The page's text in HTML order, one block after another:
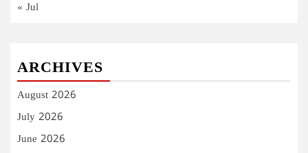
« Jul
ARCHIVES
August 2026
July 2026
June 2026